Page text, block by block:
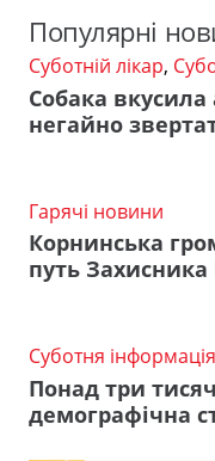
Популярні
Суботній лікар,
Собака вкусила
негайно
Гарячі новини
Корнинська
путь
Суботня інформація
Понад три
демографічна